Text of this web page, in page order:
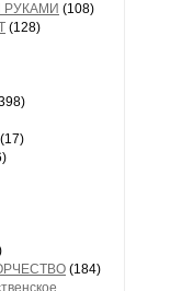
(108)
(128)
(17)
(184)